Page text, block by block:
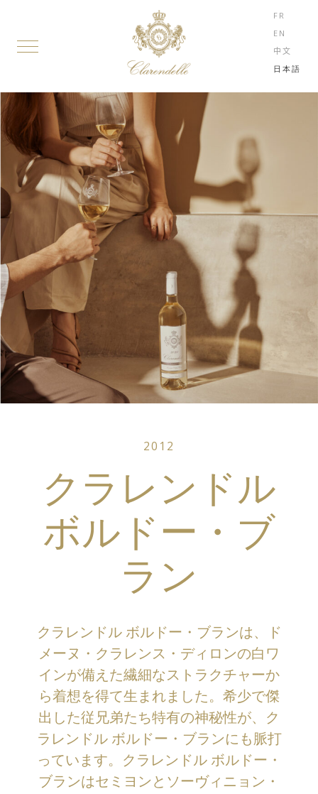
FR
EN
中文
日本語
2012
クラレンドル
ボルドー・ブ
ラン
クラレンドル ボルドー・ブランは、ド
メーヌ・クラレンス・ディロンの白ワ
インが備えた繊細なストラクチャーか
ら着想を得て生まれました。希少で傑
出した従兄弟たち特有の神秘性が、ク
ラレンドル ボルドー・ブランにも脈打
っています。クラレンドル ボルドー・
ブランはセミヨンとソーヴィニョン・